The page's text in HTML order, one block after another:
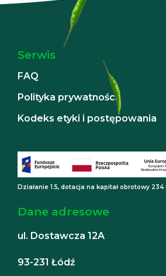
Serwis
FAQ
Polityka prywatności
Kodeks etyki i postępowania
Działanie 1.5, dotacja na kapitał obrotowy 234
Dane adresowe
ul. Dostawcza 12A
93-231 Łódź